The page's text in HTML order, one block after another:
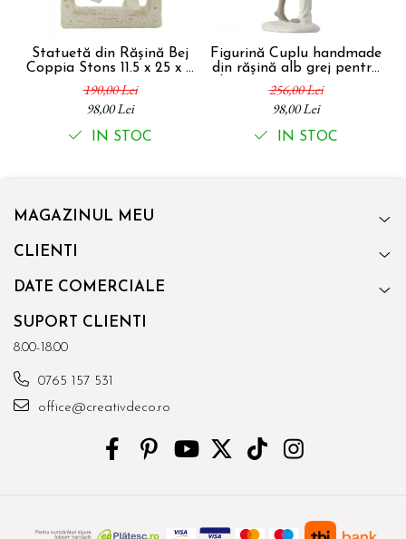
Statuetă din Rășină Bej
Coppia Stons 11.5 x 25 x 9
cm
190,00 Lei
98,00 Lei
IN STOC
Figurină Cuplu handmade
din rășină alb grej pentru
decor romantic 8 x 24.5 x
10.5 cm
256,00 Lei
98,00 Lei
IN STOC
MAGAZINUL MEU
CLIENTI
DATE COMERCIALE
SUPORT CLIENTI
8.00-18.00
0765 157 531
office@creativdeco.ro